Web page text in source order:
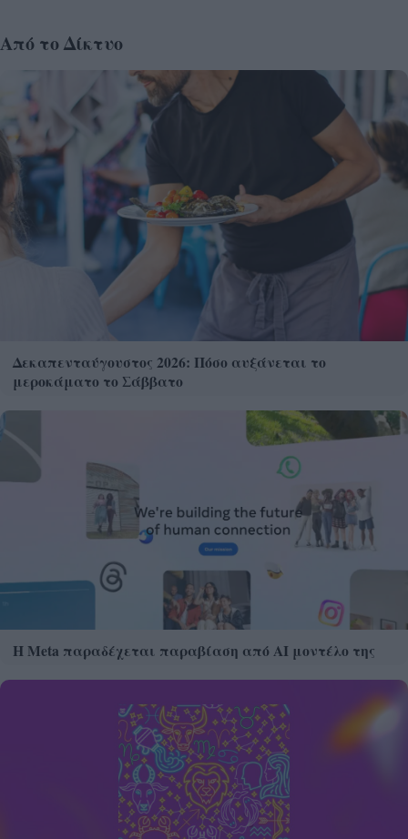
Από το Δίκτυο
Δεκαπενταύγουστος 2026: Πόσο αυξάνεται το
μεροκάματο το Σάββατο
Η Meta παραδέχεται παραβίαση από AI μοντέλο της